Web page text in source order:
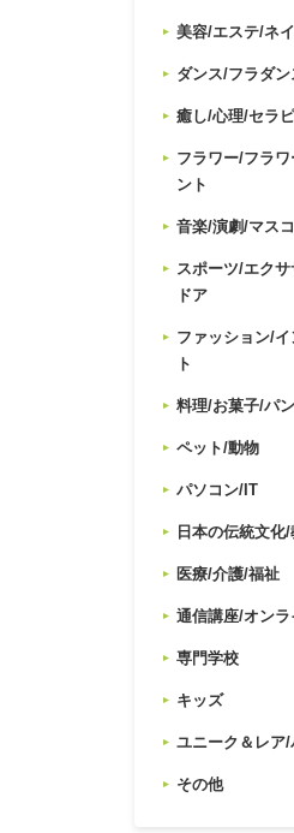
美容/エステ/ネ
ダンス/フラダ
癒し/心理/セラ
フラワー/フラ
ント
音楽/演劇/マス
スポーツ/エク
ドア
ファッション/
ト
料理/お菓子/パン
ペット/動物
パソコン/IT
日本の伝統文化
医療/介護/福祉
通信講座/オン
専門学校
キッズ
ユニーク＆レア/
その他